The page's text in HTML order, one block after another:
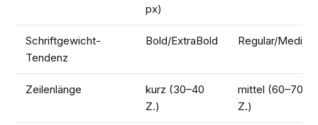
px)
Schriftgewicht-
Tendenz
Bold/ExtraBold Regular/Medium
Zeilenlänge
kurz (30–40
Z.)
mittel (60–70
Z.)